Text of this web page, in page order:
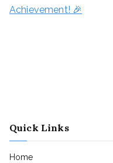
Achievement! 🎉
Quick Links
Home